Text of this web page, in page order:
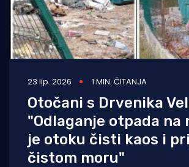
23 lip. 2026 1 MIN. ČITANJA
Otočani s Drvenika
"Odlaganje otpada na
je otoku čisti kaos i
čistom moru"